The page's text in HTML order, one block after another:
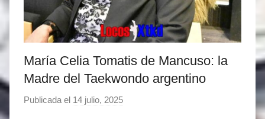
María Celia Tomatis de Mancuso: la
Madre del Taekwondo argentino
Publicada el 14 julio, 2025